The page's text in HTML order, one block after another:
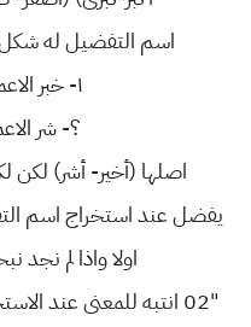
اسم التفضيل له
١- خبر الاعمال قراءة القرآن
؟- شر
اصلها (أخير- أشر) لكن
يفضل عند استخراج اسم
اولا واذا لم
"02 انتبه للمعنى عند